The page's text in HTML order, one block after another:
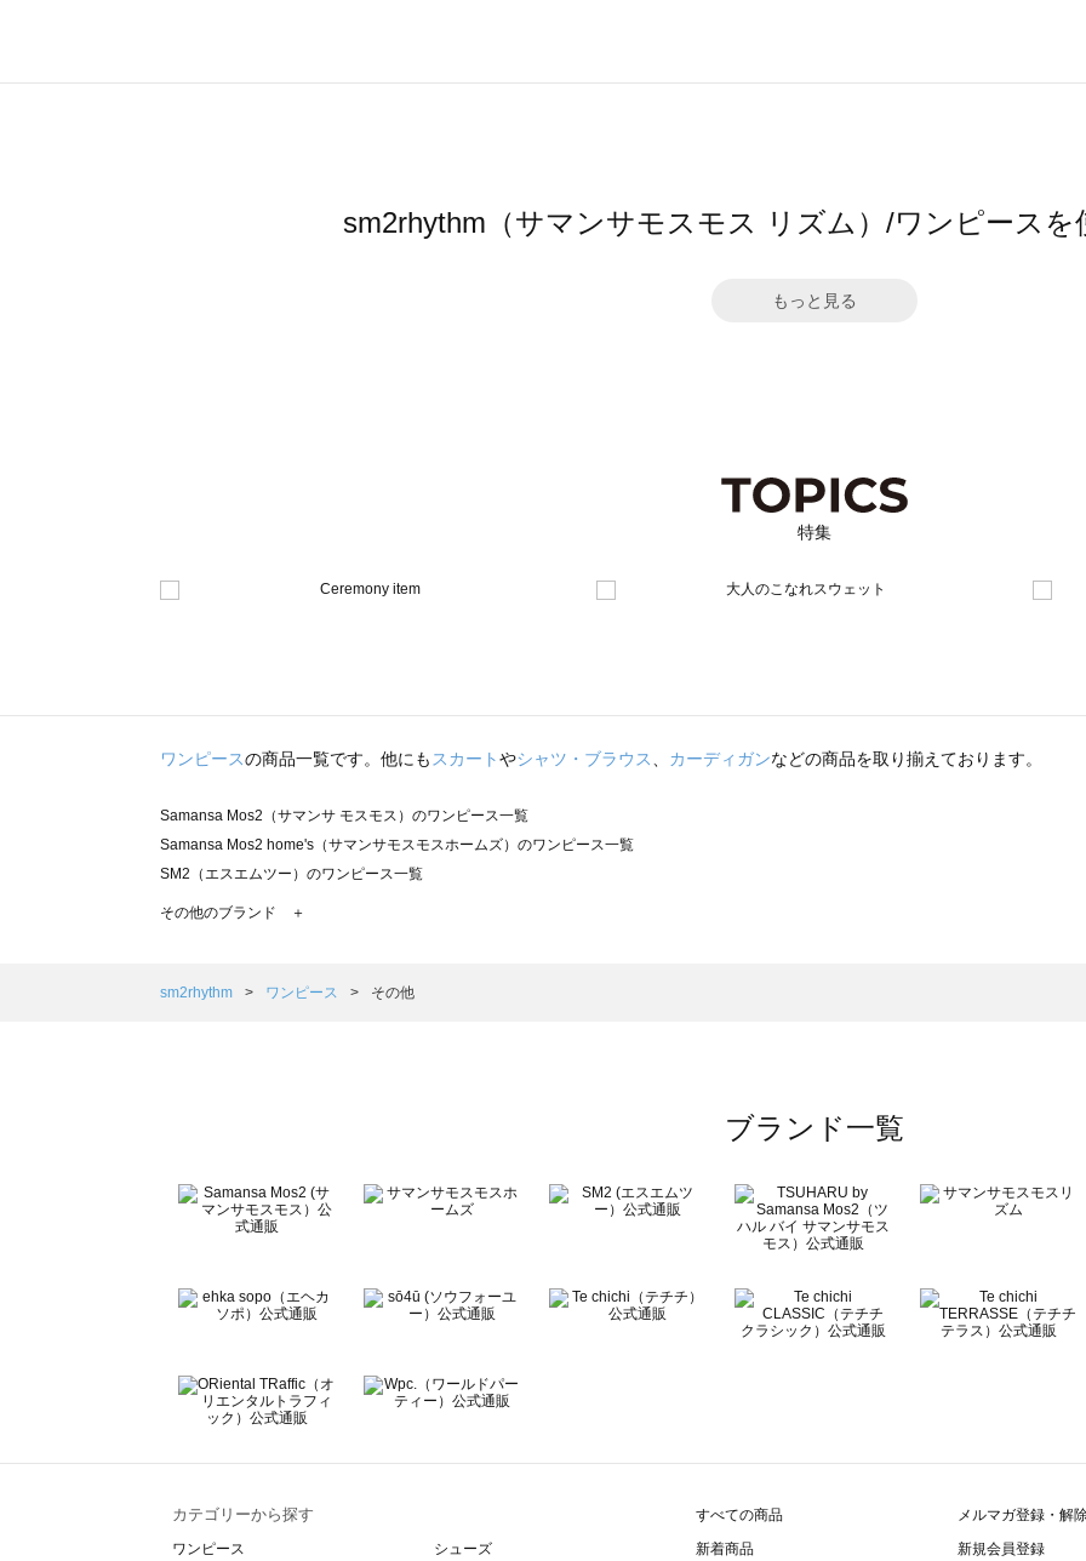
sm2rhythm（サマンサモスモス リズム）/ワンピース
もっと見る
特集
ワンピースの商品一覧です。他にも スカートやシャツ・ブラウス カーディガンなどの商品を取り揃えております。
Samansa Mos2（サマンサ モスモス）のワンピース一覧
Samansa Mos2 home's（サマンサモスモスホームズ）のワンピース一覧
SM2（エスエムツー）のワンピース一覧
TSUHARU by Samansa Mos2（ツハルバイサマンサモスモス）のワンピース一覧
Samansa Mos2 Lagom（サマンサモスモス ラーゴム）のワンピース一覧
BETTY'S BLUE（べティーズブルー）のワンピース一覧
Wpc.（ワールドパーティー）のワンピース一覧
その他のブランド ＋
sm2rhythm ワンピース その他
ブランド一覧
カテゴリーから探す
ワンピース シューズ
すべての商品
新着商品
メルマガ登録・解
新規会員登録